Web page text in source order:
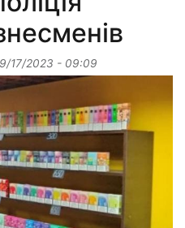
17/2023 - 09:09